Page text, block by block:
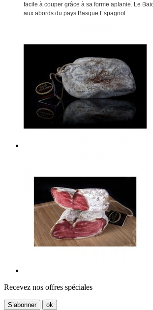
facile à couper grâce à sa forme aplanie. Le
aux abords du pays Basque Espagnol.
Recevez nos offres spéciales